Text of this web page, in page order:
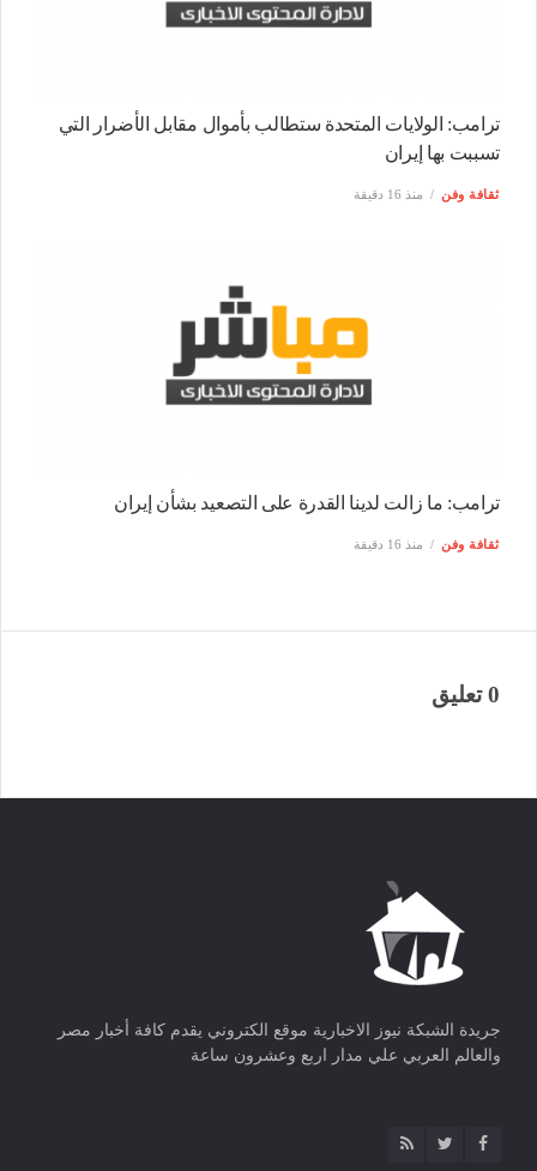
ترامب: الولايات المتحدة ستطالب بأموال مقابل الأضرار التي
تسببت بها إيران
ثقافة وفن منذ 16 دقيقة
ترامب: ما زالت لدينا القدرة على التصعيد بشأن إيران
ثقافة وفن منذ 16 دقيقة
0 تعليق
جريدة الشبكة نيوز الاخبارية موقع الكتروني يقدم كافة أخبار مصر
والعالم العربي علي مدار اربع وعشرون ساعة